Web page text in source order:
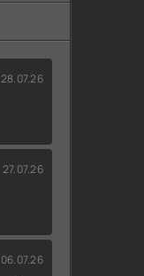
28.07.26
27.07.26
06.07.26